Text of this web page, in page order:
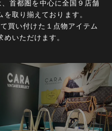
首都圏を中心に全国９店舗
取り揃えております。
買い付けた１点物アイテム
いただけます。